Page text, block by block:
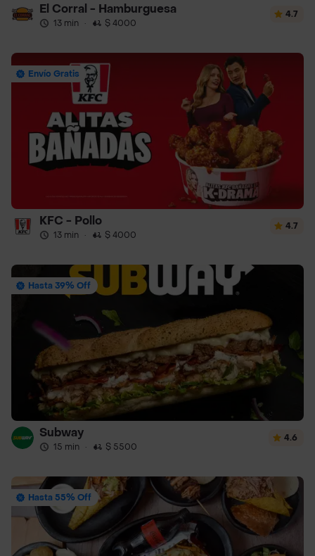
El Corral - Hamburguesa
13 min · $ 4000
4.7
Envío Gratis
KFC - Pollo
13 min · $ 4000
4.7
Hasta 39% Off
Subway
15 min · $ 5500
4.6
Hasta 55% Off